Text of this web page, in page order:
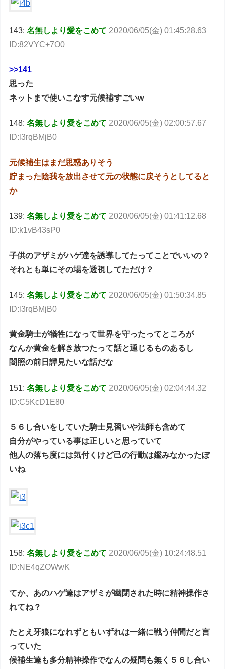
143:名無しより愛をこめて 2020/06/05(金) 01:45:28.63
ID:82VYC+7O0
>>141
思った
ネットまで使いこなす元候補すごいw
148:名無しより愛をこめて 2020/06/05(金) 02:00:57.67
ID:l3rqBMjB0
元候補生はまだ思惑ありそう
貯まった陰我を放出させて元の状態に戻そうとしてると
か
139:名無しより愛をこめて 2020/06/05(金) 01:41:12.68
ID:k1vB43sP0
子供のアザミがハゲ達を誘導してたってことでいいの？
それとも単にその場を透視してただけ？
145:名無しより愛をこめて 2020/06/05(金) 01:50:34.85
ID:l3rqBMjB0
黄金騎士が犠牲になって世界を守ったってところが
なんか黄金を解き放つたって話と通じるものあるし
闇照の前日譚見たいな話だな
151:名無しより愛をこめて 2020/06/05(金) 02:04:44.32
ID:C5KcD1E80
５６し合いをしていた騎士見習いや法師も含めて
自分がやっている事は正しいと思っていて
他人の落ち度には気付くけど己の行動は鑑みなかったぽ
いね
158:名無しより愛をこめて 2020/06/05(金) 10:24:48.51
ID:NE4qZOWwK
てか、あのハゲ達はアザミが幽閉された時に精神操作さ
れてね？
たとえ牙狼になれずともいずれは一緒に戦う仲間だと言
っていた
候補生達も多分精神操作でなんの疑問も無く５６し合い